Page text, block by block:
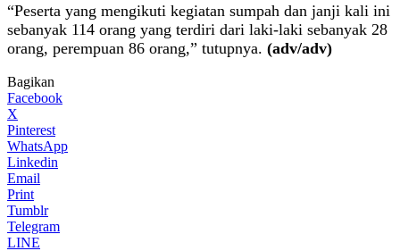
“Peserta yang mengikuti kegiatan sumpah dan janji kali ini
sebanyak 114 orang yang terdiri dari laki-laki sebanyak 28
orang, perempuan 86 orang,” tutupnya. (adv/adv)
Bagikan
Facebook
X
Pinterest
WhatsApp
Linkedin
Email
Print
Tumblr
Telegram
LINE